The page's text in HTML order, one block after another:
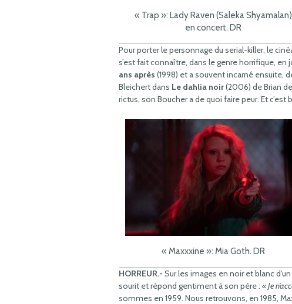
« Trap »: Lady Raven (Saleka Shyamalan)
en concert. DR
Pour porter le personnage du serial-killer, le
s’est fait connaître, dans le genre horrifique, en
ans après (1998) et a souvent incarné ensuite,
Bleichert dans Le dahlia noir(2006) de Brian
rictus, son Boucher a de quoi faire peur. Et c’est
« Maxxxine »: Mia Goth. DR
HORREUR.- Sur les images en noir et blanc
sourit et répond gentiment à son père : « Je
sommes en 1959. Nous retrouvons, en 1985,